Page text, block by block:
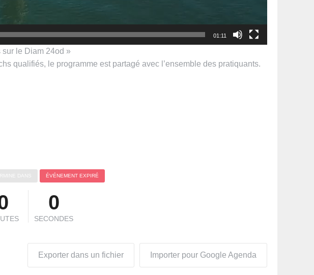
01:11
le Diam 24od »
qualifiés, le programme est partagé avec l’ensemble des pratiquants.
DANS ÉVÉNEMENT EXPIRÉ
0
SECONDES
Exporter dans un fichier Importer pour Google Agenda